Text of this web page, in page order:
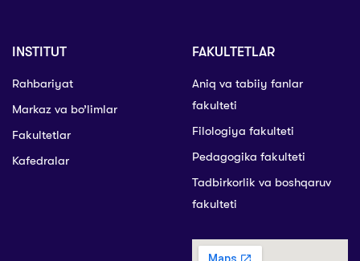
INSTITUT
Rahbariyat
Markaz va bo’limlar
Fakultetlar
Kafedralar
FAKULTETLAR
Aniq va tabiiy fanlar
fakulteti
Filologiya fakulteti
Pedagogika fakulteti
Tadbirkorlik va boshqaruv
fakulteti